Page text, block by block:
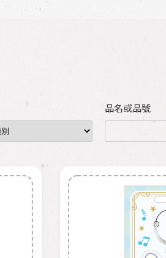
品名或品號